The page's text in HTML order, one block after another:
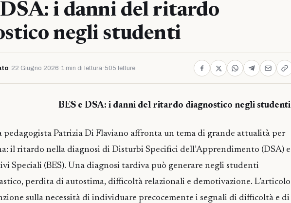
DSA: i danni del ritardo
negli studenti
· 22 Giugno 2026 ·1 min di lettura· 505 letture
BES e DSA: i danni del ritardo diagnostico negli studenti
pedagogista Patrizia Di Flaviano affronta un tema di grande attualità per
il ritardo nella diagnosi di Disturbi Specifici dell’Apprendimento (DSA) e
Speciali (BES). Una diagnosi tardiva può generare negli studenti
perdita di autostima, difficoltà relazionali e demotivazione. L’articolo
sulla necessità di individuare precocemente i segnali di difficoltà e di